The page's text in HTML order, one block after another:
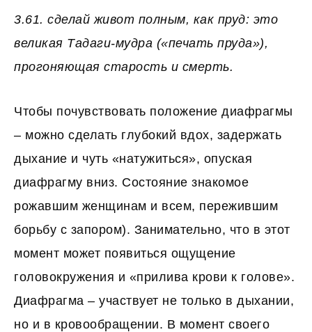
3.61. сделай живот полным, как пруд: это
великая Тадаги-мудра («печать пруда»),
прогоняющая старость и смерть.
Чтобы почувствовать положение диафрагмы
– можно сделать глубокий вдох, задержать
дыхание и чуть «натужиться», опуская
диафрагму вниз. Состояние знакомое
рожавшим женщинам и всем, пережившим
борьбу с запором). Занимательно, что в этот
момент может появиться ощущение
головокружения и «прилива крови к голове».
Диафрагма – участвует не только в дыхании,
но и в кровообращении. В момент своего